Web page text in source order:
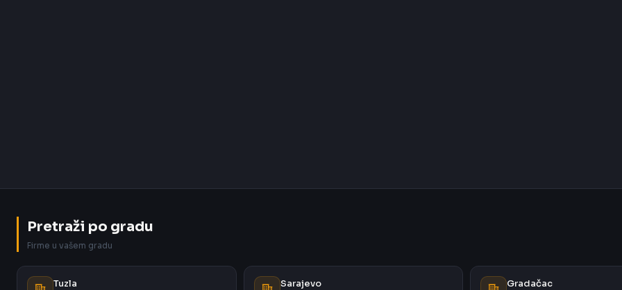
Pretraži po gradu
Firme u vašem gradu
Tuzla Sarajevo Gradačac